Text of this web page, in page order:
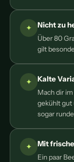
Nicht zu
Über 80
gilt
Kalte
Mach dir
gekühlt gut
sogar
Mit
Ein paar